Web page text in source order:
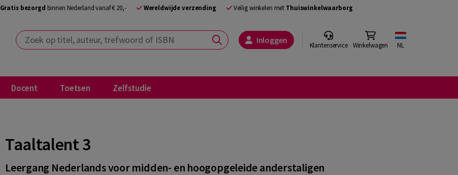
Gratis bezorgd binnen Nederland vanaf € 20,- Wereldwijde verzending Veilig winkelen met Thuiswinkelwaarborg
Zoek op titel, auteur, trefwoord of ISBN Inloggen Klantenservice Winkelwagen NL
Docent Toetsen Zelfstudie
Taaltalent 3
Leergang Nederlands voor midden- en hoogopgeleide anderstaligen